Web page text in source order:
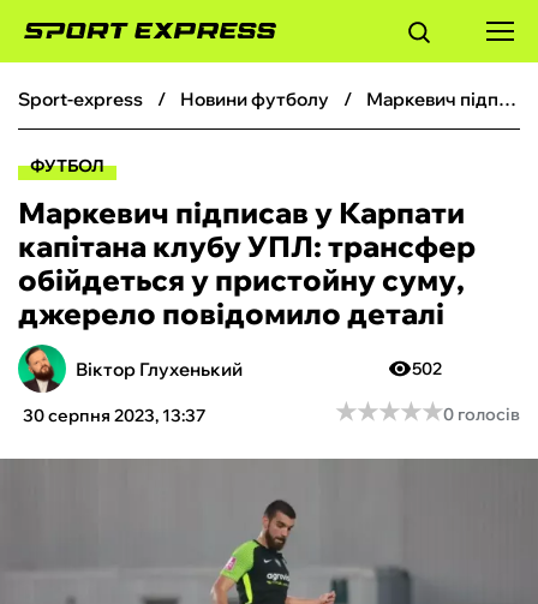
ФУТБОЛ
БОКС
ХОКЕЙ
ТЕНІС
КІБЕРСПОРТ
sport-express новини футболу Маркевич підписав у Карпати капітана клубу УПЛ: трансфер обійдеться у пристойну суму, джерело повідомило деталі
ФУТБОЛ
Маркевич підписав у Карпати
капітана клубу УПЛ: трансфер
обійдеться у пристойну суму,
джерело повідомило деталі
Віктор Глухенький
30 серпня 2023, 13:37
502
★★★★★
★★★★★0 голосів